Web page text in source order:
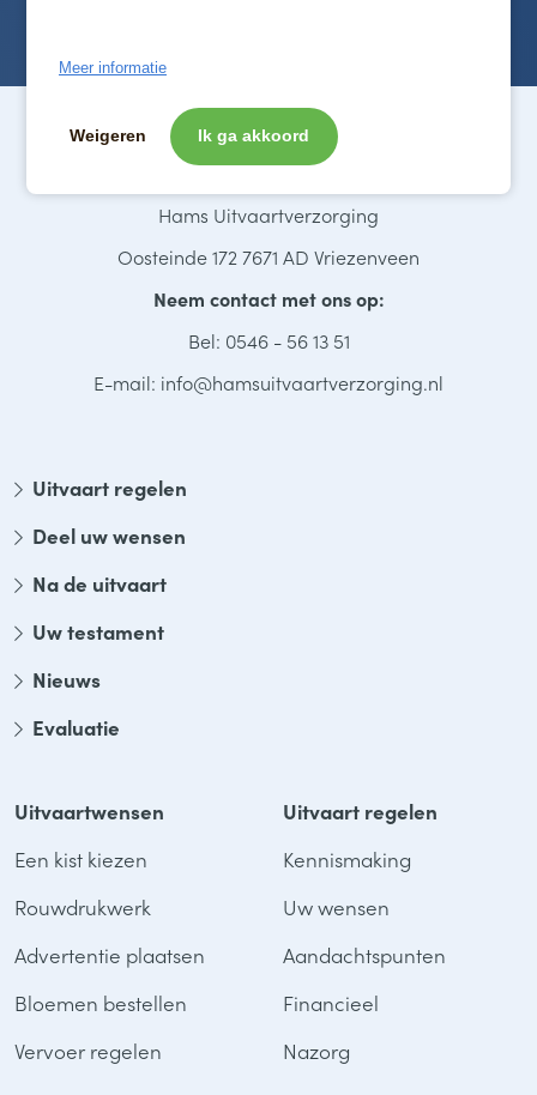
Meer informatie
Weigeren Ik ga akkoord
Hams Uitvaartverzorging
Oosteinde 172 7671 AD Vriezenveen
Neem contact met ons op:
Bel: 0546 - 56 13 51
E-mail: info@hamsuitvaartverzorging.nl
Uitvaart regelen
Deel uw wensen
Na de uitvaart
Uw testament
Nieuws
Evaluatie
Uitvaartwensen
Een kist kiezen
Rouwdrukwerk
Advertentie plaatsen
Bloemen bestellen
Vervoer regelen
Uitvaart regelen
Kennismaking
Uw wensen
Aandachtspunten
Financieel
Nazorg